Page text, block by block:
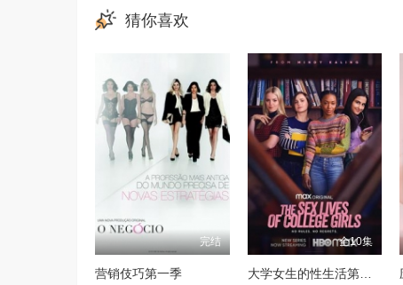
猜你喜欢
完结
营销伎巧第一季
全10集
大学女生的性生活第一季